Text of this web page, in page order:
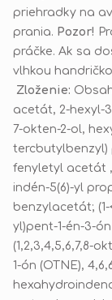
priehradky na
prania. Pozor!
práčke. Ak sa
vlhkou
Zloženie:
acetát, 2-hexyl-
7-okten-2-ol,
tercbutylbenzyl)
fenyletyl acetát ,
indén-5(6)-yl
benzylacetát; (1-
yl)pent-1-én-3-
(1,2,3,4,5,6,7,8-
1-ón (OTNE),